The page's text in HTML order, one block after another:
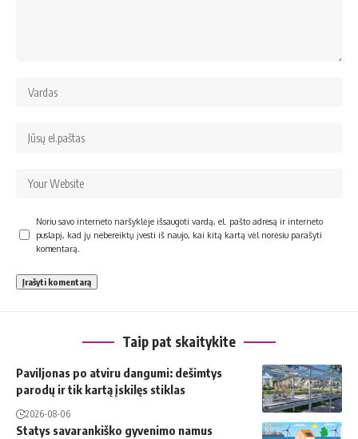
Noriu savo interneto naršyklėje išsaugoti vardą, el. pašto adresą ir interneto
puslapį, kad jų nebereiktų įvesti iš naujo, kai kitą kartą vėl norėsiu parašyti
komentarą.
Taip pat skaitykite
Paviljonas po atviru dangumi: dešimtys
parodų ir tik kartą įskilęs stiklas
2026-08-06
Statys savarankiško gyvenimo namus